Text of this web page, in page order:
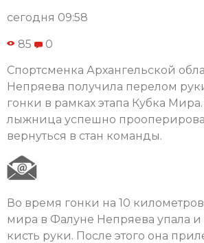
сегодня 09:58
85 0
Спортсменка Архангельской
Непряева получила перелом
гонки в рамках этапа Кубка
лыжница успешно
вернуться в стан команды.
Во время гонки на 10 километров
мира в Фалуне Непряева упала
кисть руки. После этого она